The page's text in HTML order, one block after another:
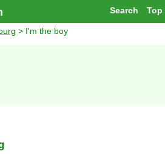
Top
Search
> I'm the boy